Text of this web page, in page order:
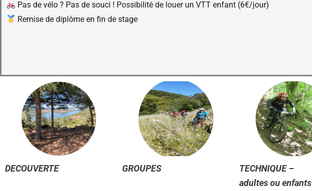
Pas de vélo ? Pas de souci ! Possibilité de louer un VTT enfant (6€/jour)
Remise de diplôme en fin de stage
DECOUVERTE GROUPES
TECHNIQUE –
adultes ou enfants